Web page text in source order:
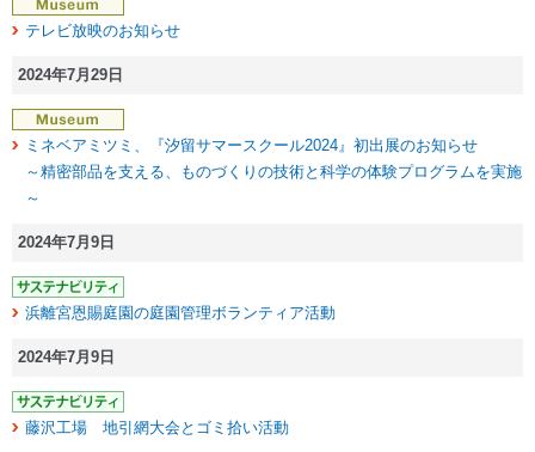
テレビ放映のお知らせ
2024年7月29日
ミネベアミツミ、『汐留サマースクール2024』初出展のお知らせ
～精密部品を支える、ものづくりの技術と科学の体験プログラムを実施
～
2024年7月9日
浜離宮恩賜庭園の庭園管理ボランティア活動
2024年7月9日
藤沢工場 地引網大会とゴミ拾い活動